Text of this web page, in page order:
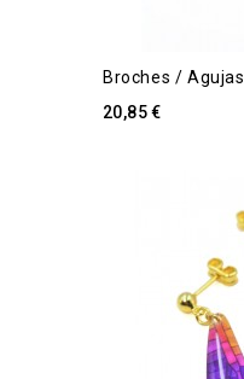
Broches / Agujas
20,85 €